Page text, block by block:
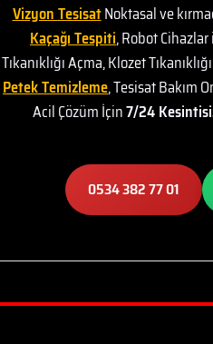
Vizyon TesisatNoktasal ve
Kaçağı Tespiti, Robot
Tıkanıklığı Açma, Klozet
Petek Temizleme, Tesisat Bakım
Acil Çözüm İçin7/24
0534 382 77 01